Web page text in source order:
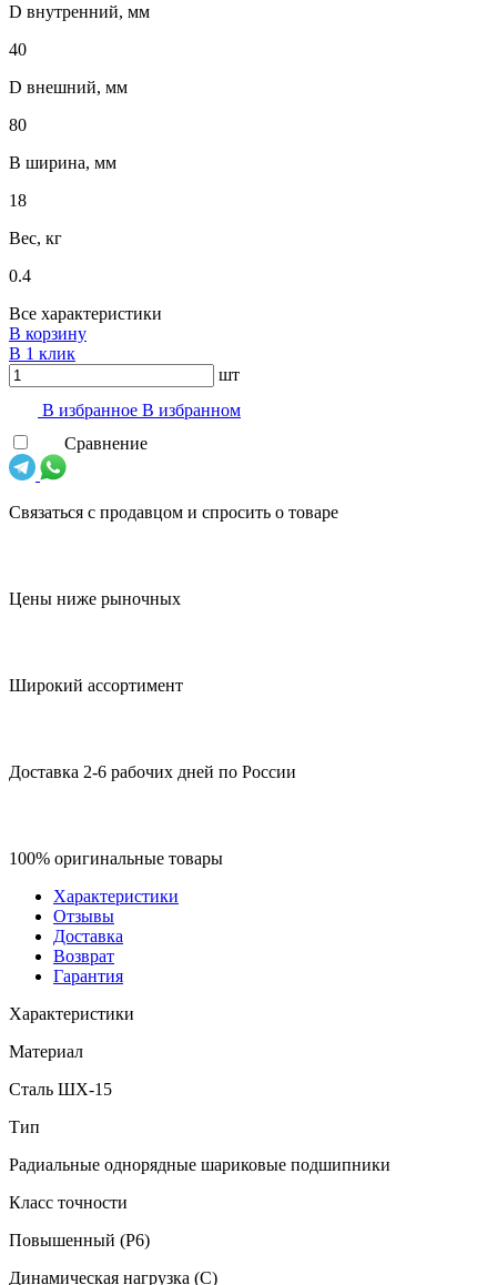
D внутренний, мм
40
D внешний, мм
80
B ширина, мм
18
Вес, кг
0.4
Все характеристики
В корзину
В 1 клик
шт
В избранноe В избранном
Сравнение
Связаться с продавцом и спросить о товаре
Цены ниже рыночных
Широкий ассортимент
Доставка 2-6 рабочих дней по России
100% оригинальные товары
Характеристики
Отзывы
Доставка
Возврат
Гарантия
Характеристики
Материал
Сталь ШХ-15
Тип
Радиальные однорядные шариковые подшипники
Класс точности
Повышенный (P6)
Динамическая нагрузка (C)